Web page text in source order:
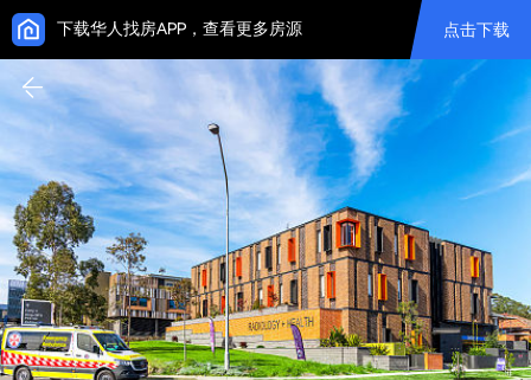
下载华人找房APP，查看更多房源 点击下载